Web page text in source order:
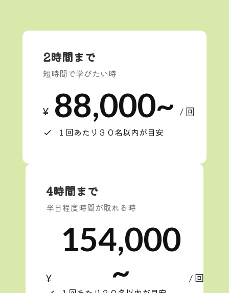
2時間まで
短時間で学びたい時
¥ 88,000~ / 回
check １回あたり３０名以内が目安
4時間まで
半日程度時間が取れる時
¥
154,000
~
/ 回